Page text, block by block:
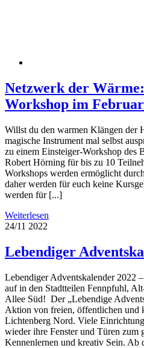
Netzwerk der
Workshop im
Willst du den warmen Klängen der
magische Instrument mal selbst
zu einem Einsteiger-Workshop des
Robert Hörning für bis zu 10
Workshops werden ermöglicht
daher werden für euch keine
werden für [...]
Weiterlesen
24/11 2022
Lebendiger
Lebendiger Adventskalender 2022
auf in den Stadtteilen Fennpfuhl,
Allee Süd! Der „Lebendige
Aktion von freien, öffentlichen und
Lichtenberg Nord. Viele
wieder ihre Fenster und Türen zum
Kennenlernen und kreativ Sein. Ab